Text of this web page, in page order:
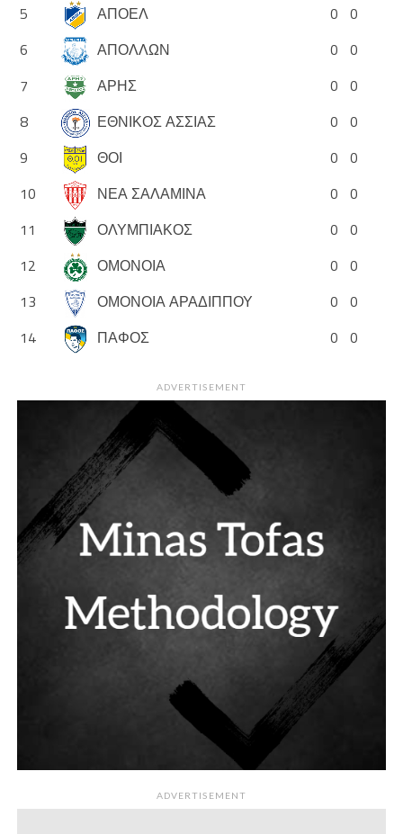
5 ΑΠΟΕΛ 0 0
6
ΑΠΟΛΛΩΝ 0 0
7
ΑΡΗΣ 0 0
8
ΕΘΝΙΚΟΣ ΑΣΣΙΑΣ 0 0
9
ΘΟΙ 0 0
10
ΝΕΑ ΣΑΛΑΜΙΝΑ 0 0
11
ΟΛΥΜΠΙΑΚΟΣ 0 0
12
ΟΜΟΝΟΙΑ 0 0
13
ΟΜΟΝΟΙΑ ΑΡΑΔΙΠΠΟΥ 0 0
14
ΠΑΦΟΣ 0 0
ADVERTISEMENT
ADVERTISEMENT